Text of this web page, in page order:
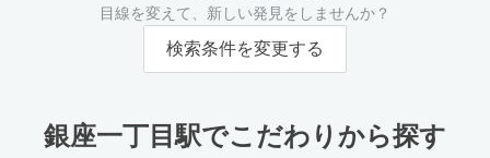
目線を変えて、新しい発見をしませんか？
検索条件を変更する
銀座一丁目駅でこだわりから探す